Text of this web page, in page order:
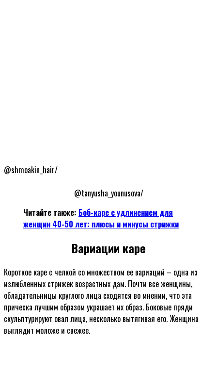
@shmoakin_hair/
@tanyusha_younusova/
Читайте также: Боб-каре с удлинением для
женщин 40-50 лет: плюсы и минусы стрижки
Вариации каре
Короткое каре с челкой со множеством ее вариаций – одна из
излюбленных стрижек возрастных дам. Почти все женщины,
обладательницы круглого лица сходятся во мнении, что эта
прическа лучшим образом украшает их образ. Боковые пряди
скульптурируют овал лица, несколько вытягивая его. Женщина
выглядит моложе и свежее.